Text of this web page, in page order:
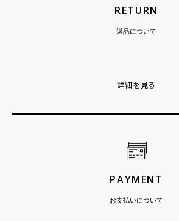
RETURN
返品について
詳細を見る
PAYMENT
お支払いについて